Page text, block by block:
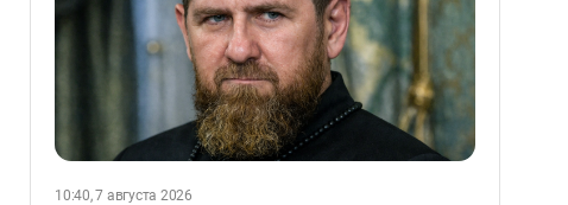
10:40, 7 августа 2026